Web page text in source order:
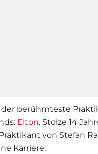
der berühmteste
Elton. Stolze 14
von Stefan
Karriere.